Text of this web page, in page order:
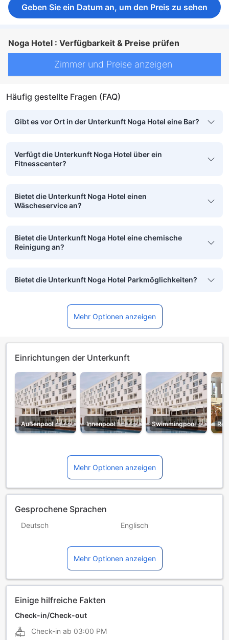
Tee- und Kaffeezubereiter
Schreibtisch
Bügelmöglichkeit
Geben Sie ein Datum an, um den Preis zu sehen
Noga Hotel : Verfügbarkeit & Preise prüfen
Zimmer und Preise anzeigen
Häufig gestellte Fragen (FAQ)
Gibt es vor Ort in der Unterkunft Noga Hotel eine Bar?
Verfügt die Unterkunft Noga Hotel über ein
Fitnesscenter?
Bietet die Unterkunft Noga Hotel einen
Wäscheservice an?
Bietet die Unterkunft Noga Hotel eine chemische
Reinigung an?
Bietet die Unterkunft Noga Hotel Parkmöglichkeiten?
Mehr Optionen anzeigen
Einrichtungen der Unterkunft
Außenpool Innenpool Swimmingpool
Mehr Optionen anzeigen
Gesprochene Sprachen
Deutsch Englisch
Mehr Optionen anzeigen
Einige hilfreiche Fakten
Check-in/Check-out
Check-in ab 03:00 PM